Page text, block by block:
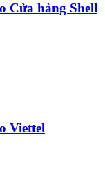
Cửa hàng Shell
Viettel